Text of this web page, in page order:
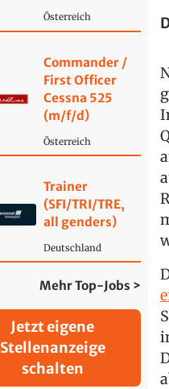
Österreich
Commander /
First Officer
Cessna 525
(m/f/d)
Österreich
Trainer
(SFI/TRI/TRE,
all genders)
Deutschland
Mehr Top-Jobs >
Jetzt eigene
Stellenanzeige
schalten